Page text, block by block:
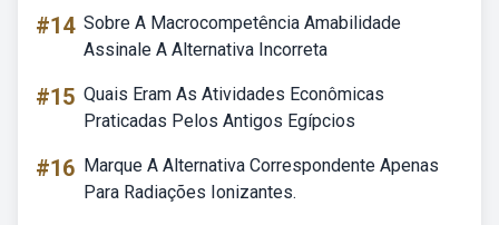
#14 Sobre A Macrocompetência Amabilidade
Assinale A Alternativa Incorreta
#15 Quais Eram As Atividades Econômicas
Praticadas Pelos Antigos Egípcios
#16 Marque A Alternativa Correspondente Apenas
Para Radiações Ionizantes.